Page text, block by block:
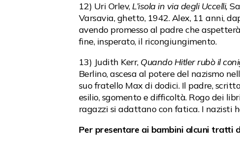
12) Uri Orlev, L’isola in via degli Uccelli,
Varsavia, ghetto, 1942. Alex, 11 anni,
avendo promesso al padre che
fine, insperato, il ricongiungimento.
13) Judith Kerr, Quando Hitler rubò il
Berlino, ascesa al potere del nazismo
suo fratello Max di dodici. Il padre,
esilio, sgomento e difficoltà. Rogo dei
ragazzi si adattano con fatica. I nazisti
Per presentare ai bambini alcuni tratti